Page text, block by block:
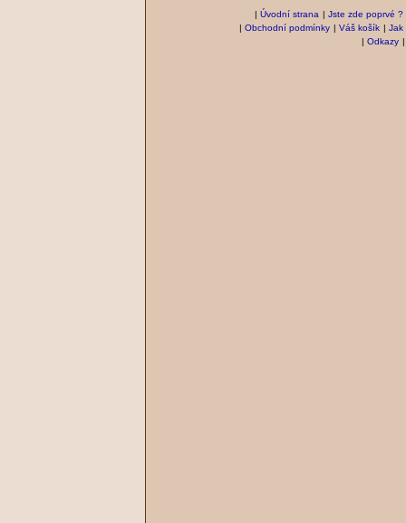
| Úvodní strana | Jste zde poprvé ?
| Obchodní podmínky | Váš košík | Jak
| Odkazy